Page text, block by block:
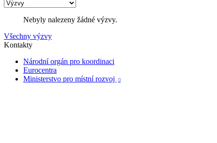
Nebyly nalezeny žádné výzvy.
Všechny výzvy
Kontakty
Národní orgán pro koordinaci
Eurocentra
Ministerstvo pro místní rozvoj
